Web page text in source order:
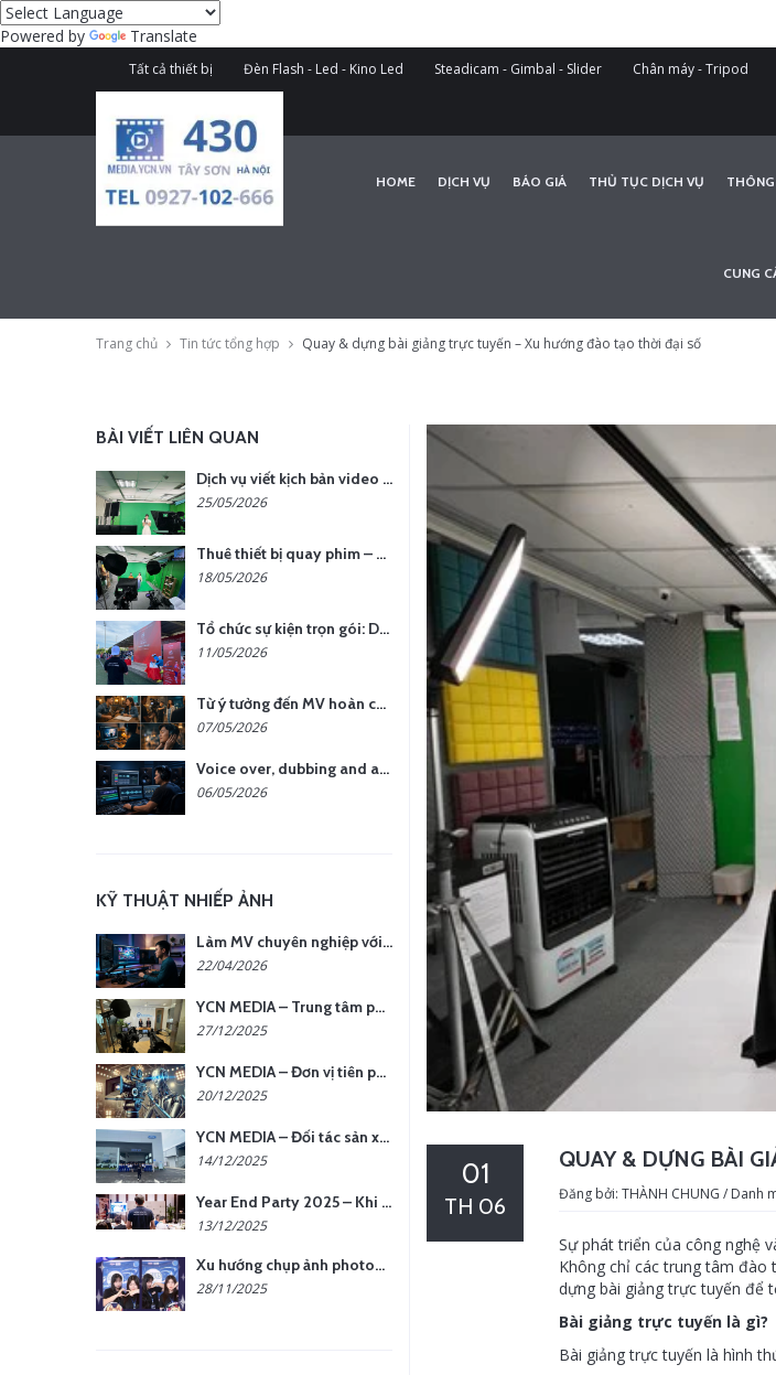
Powered by Translate
Tất cả thiết bị Đèn Flash - Led - Kino Led Steadicam - Gimbal - Slider Chân máy - Tripod
HOME DỊCH VỤ BÁO GIÁ THỦ TỤC DỊCH VỤ
CUNG
Trang chủ Tin tức tổng hợp Quay & dựng bài giảng trực tuyến – Xu hướng đào tạo thời đại số
QUAY & DỰNG BÀI
01
TH 06 Đăng bởi: THÀNH CHUNG / Danh
Sự phát triển của công nghệ
Không chỉ các trung tâm đào
dựng bài giảng trực tuyến để
Bài giảng trực tuyến là gì?
Bài giảng trực tuyến là hình
BÀI VIẾT LIÊN QUAN
Dịch vụ viết kịch bản video – Bước quan trọng quyết định thành công nội dung
25/05/2026
Thuê thiết bị quay phim – chụp ảnh: Giải pháp tối ưu chi phí cho doanh nghiệp
18/05/2026
Tổ chức sự kiện trọn gói: Doanh nghiệp được gì khi chọn đơn vị chuyên nghiệp?
11/05/2026
Từ ý tưởng đến MV hoàn chỉnh: giải pháp trọn gói tại YCN Media
07/05/2026
Voice over, dubbing and audio production services in Vietnam for global content
06/05/2026
KỸ THUẬT NHIẾP ẢNH
Làm MV chuyên nghiệp với chi phí tối ưu: nên chọn quay thực tế hay video AI?
22/04/2026
YCN MEDIA – Trung tâm phụ kiện quay chụp tại Hà Nội
27/12/2025
YCN MEDIA – Đơn vị tiên phong sản xuất hình ảnh & âm thanh bằng AI tại Hà Nội
20/12/2025
YCN MEDIA – Đối tác sản xuất hình ảnh chuyên nghiệp cho doanh nghiệp tại Hà Nội
14/12/2025
Year End Party 2025 – Khi Khoảnh Khắc Trở Thành Dấu Ấn | Gói Ưu Đãi Tháng 12 Từ YCN Media
13/12/2025
Xu hướng chụp ảnh photobooth tại các sự kiện hiện nay
28/11/2025